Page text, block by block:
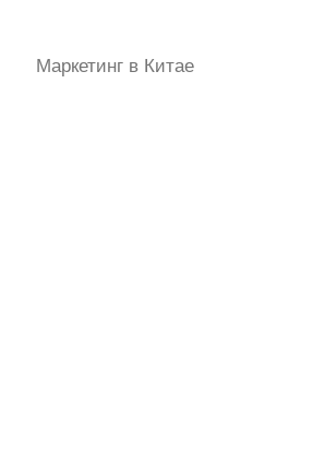
Маркетинг в Китае